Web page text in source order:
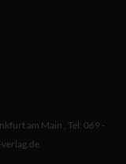
am Main , Tel: 069 -